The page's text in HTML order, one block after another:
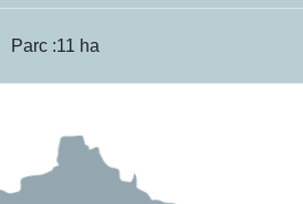
Parc :11 ha